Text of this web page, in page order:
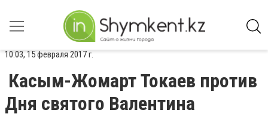
10:03, 15 февраля 2017 г.
Касым-Жомарт Токаев против
Дня святого Валентина